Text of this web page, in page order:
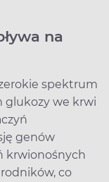
na
spektrum
glukozy we krwi
genów
krwionośnych
co